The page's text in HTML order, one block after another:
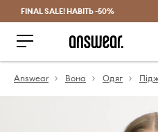
Заощаджуй з
FINAL SALE! НАВІТЬ -50%
Answear Вона Одяг